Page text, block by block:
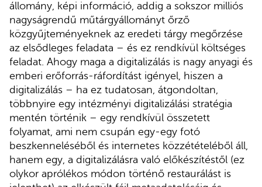
állomány, képi információ, addig a sokszor milliós
nagyságrendű műtárgyállományt őrző
közgyűjteményeknek az eredeti tárgy megőrzése
az elsődleges feladata – és ez rendkívül költséges
feladat. Ahogy maga a digitalizálás is nagy anyagi és
emberi erőforrás-ráfordítást igényel, hiszen a
digitalizálás – ha ez tudatosan, átgondoltan,
többnyire egy intézményi digitalizálási stratégia
mentén történik – egy rendkívül összetett
folyamat, ami nem csupán egy-egy fotó
beszkenneléséből és internetes közzétételéből áll,
hanem egy, a digitalizálásra való előkészítéstől (ez
olykor aprólékos módon történő restaurálást is